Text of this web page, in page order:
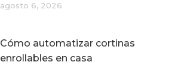
agosto 6, 2026
Cómo automatizar cortinas
enrollables en casa